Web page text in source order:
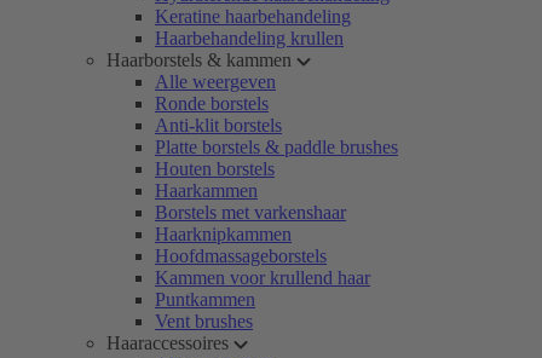
Keratine haarbehandeling
Haarbehandeling krullen
Haarborstels & kammen
Alle weergeven
Ronde borstels
Anti-klit borstels
Platte borstels & paddle brushes
Houten borstels
Haarkammen
Borstels met varkenshaar
Haarknipkammen
Hoofdmassageborstels
Kammen voor krullend haar
Puntkammen
Vent brushes
Haaraccessoires